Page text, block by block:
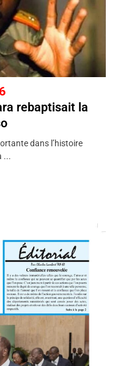
rebaptisait la
dans l’histoire
...